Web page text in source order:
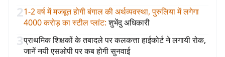
21-2 वर्ष में मजबूत होगी बंगाल की अर्थव्यवस्था, पुरुलिया में लगेगा
4000 करोड़ का स्टील प्लांट: शुभेंदु अधिकारी
3प्राथमिक शिक्षकों के तबादले पर कलकत्ता हाईकोर्ट ने लगायी रोक,
जानें नयी एसओपी पर कब होगी सुनवाई